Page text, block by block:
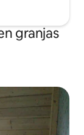
granjas